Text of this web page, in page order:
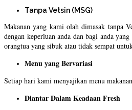
Tanpa Vetsin (MSG)
Makanan yang kami olah dimasak tanpa
dengan keperluan anda dan bagi anda
orangtua yang sibuk atau tidak sempat
Menu yang Bervariasi
Setiap hari kami menyajikan menu
Diantar Dalam Keadaan Fresh